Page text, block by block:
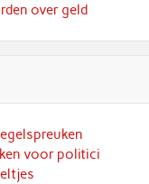
over geld
voor politici